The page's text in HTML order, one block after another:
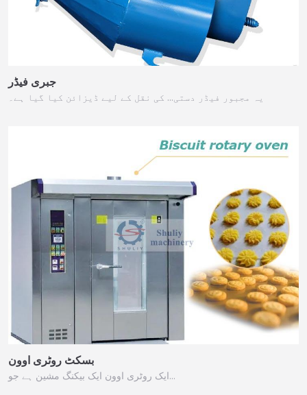
جبری فیڈر
یہ مجبور فیڈر دستی… کی نقل کے لیے ڈیزائن کیا گیا ہے۔
بسکٹ روٹری اوون
ایک روٹری اوون ایک بیکنگ مشین ہے جو…